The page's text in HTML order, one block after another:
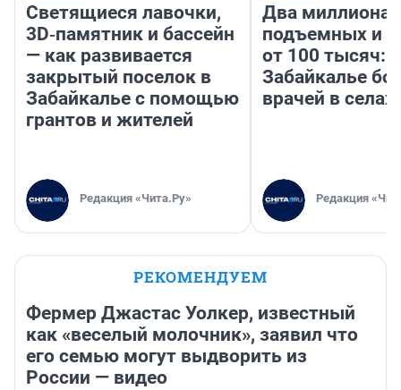
Светящиеся лавочки,
3D‑памятник и бассейн
— как развивается
закрытый поселок в
Забайкалье с помощью
грантов и жителей
Редакция «Чита.Ру»
Два миллиона
подъемных и
от 100 тысяч:
Забайкалье
врачей в селах
Редакция
РЕКОМЕНДУЕМ
Фермер Джастас Уолкер, известный
как «веселый молочник», заявил что
его семью могут выдворить из
России — видео